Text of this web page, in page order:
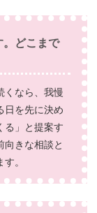
。どこまで
くなら、我慢
日を先に決め
る」と提案す
向きな相談と
。